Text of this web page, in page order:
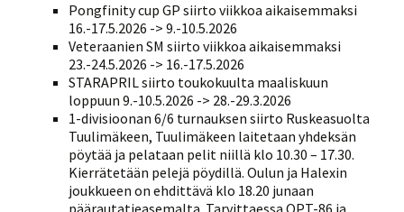
Pongfinity cup GP siirto viikkoa aikaisemmaksi
16.-17.5.2026 -> 9.-10.5.2026
Veteraanien SM siirto viikkoa aikaisemmaksi
23.-24.5.2026 -> 16.-17.5.2026
STARAPRIL siirto toukokuulta maaliskuun
loppuun 9.-10.5.2026 -> 28.-29.3.2026
1-divisioonan 6/6 turnauksen siirto Ruskeasuolta
Tuulimäkeen, Tuulimäkeen laitetaan yhdeksän
pöytää ja pelataan pelit niillä klo 10.30 – 17.30.
Kierrätetään pelejä pöydillä. Oulun ja Halexin
joukkueen on ehdittävä klo 18.20 junaan
päärautatieasemalta. Tarvittaessa OPT-86 ja